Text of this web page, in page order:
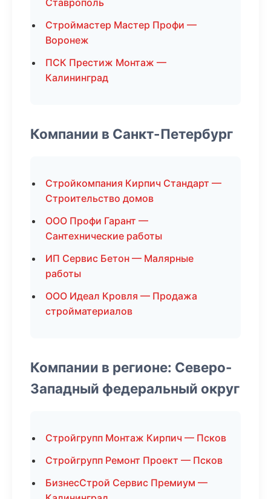
Ставрополь
Строймастер Мастер Профи —
Воронеж
ПСК Престиж Монтаж —
Калининград
Компании в Санкт-Петербург
Стройкомпания Кирпич Стандарт —
Строительство домов
ООО Профи Гарант —
Сантехнические работы
ИП Сервис Бетон — Малярные
работы
ООО Идеал Кровля — Продажа
стройматериалов
Компании в регионе: Северо-
Западный федеральный округ
Стройгрупп Монтаж Кирпич — Псков
Стройгрупп Ремонт Проект — Псков
БизнесСтрой Сервис Премиум —